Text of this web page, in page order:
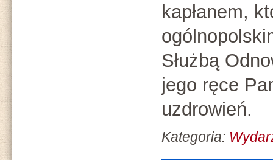
kapłanem,
Służbą
jego ręce
uzdrowień.
Kategoria: